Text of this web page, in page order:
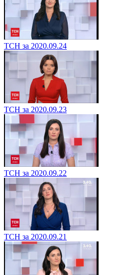
ТСН за 2020.09.24
ТСН за 2020.09.23
ТСН за 2020.09.22
ТСН за 2020.09.21